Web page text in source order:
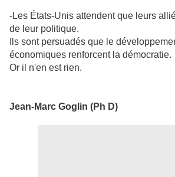
-Les États-Unis attendent que leurs
de leur politique.
Ils sont persuadés que le
économiques renforcent la démocratie.
Or il n'en est rien.
Jean-Marc Goglin (Ph D)